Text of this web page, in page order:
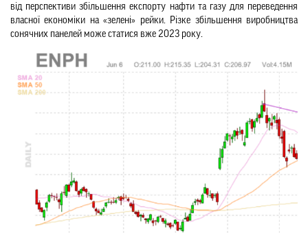
від перспективи збільшення експорту нафти та газу для переведення
власної економіки на «зелені» рейки. Різке збільшення виробництва
сонячних панелей може статися вже 2023 року.